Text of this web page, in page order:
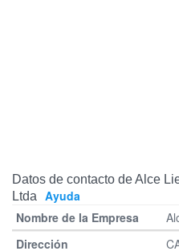
Datos de contacto de Alce
Ltda
Ayuda